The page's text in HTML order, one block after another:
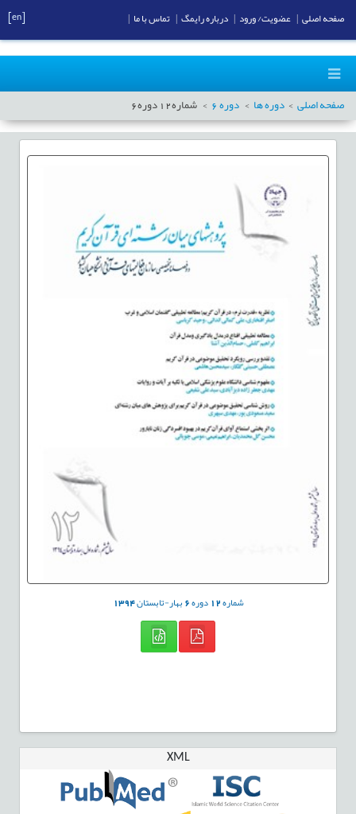
صفحه اصلی دوره ها دوره6 شماره12 دوره6
شماره12دوره6بهار-تابستان1394
XML
صفحه اصلی عضویت/ ورود درباره رایمگ تماس با ما